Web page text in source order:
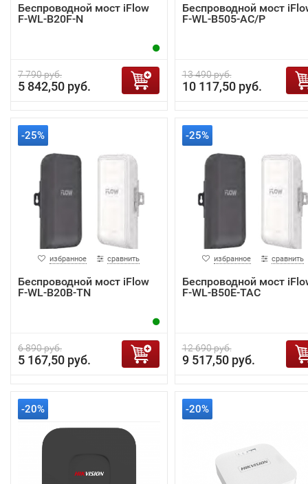
Беспроводной мост iFlow
F-WL-B20F-N
7 790 руб.
5 842,50 руб.
Беспроводной мост
F-WL-B505-AC/P
13 490 руб.
10 117,50 руб.
-25%
избранное сравнить
Беспроводной мост iFlow
F-WL-B20B-TN
6 890 руб.
5 167,50 руб.
-25%
избранное сравнить
Беспроводной мост
F-WL-B50E-TAC
12 690 руб.
9 517,50 руб.
-20% -20%